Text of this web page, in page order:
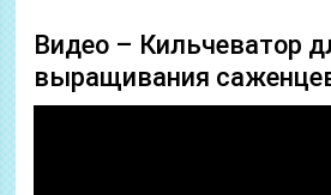
Видео – Кильчеватор
выращивания